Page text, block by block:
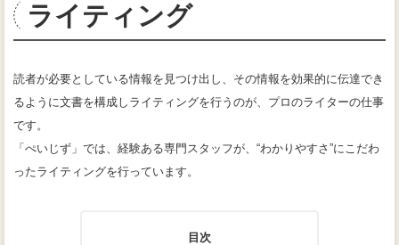
ライティング
読者が必要としている情報を見つけ出し、その情報を効果的に伝達でき
るように文書を構成しライティングを行うのが、プロのライターの仕事
です。
「ぺいじず」では、経験ある専門スタッフが、“わかりやすさ”にこだわ
ったライティングを行っています。
目次